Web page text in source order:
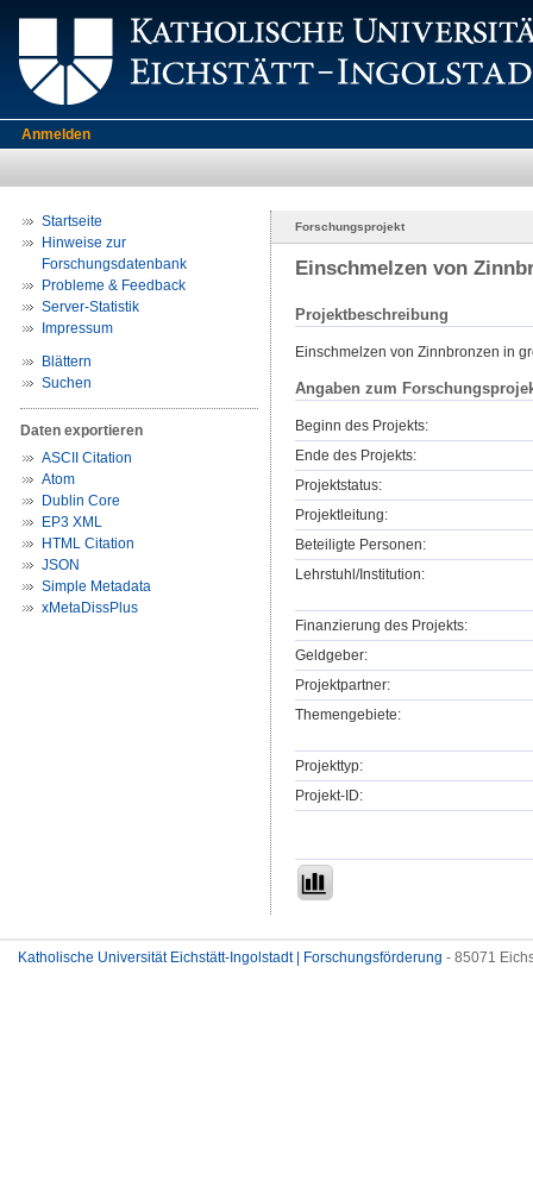
Anmelden
Startseite
Hinweise zur
Forschungsdatenbank
Probleme & Feedback
Server-Statistik
Impressum
Blättern
Suchen
Daten exportieren
ASCII Citation
Atom
Dublin Core
EP3 XML
HTML Citation
JSON
Simple Metadata
xMetaDissPlus
Forschungsprojekt
Einschmelzen von
Projektbeschreibung
Einschmelzen von Zinnbronzen in
Angaben zum
Beginn des Projekts:
Ende des Projekts:
Projektstatus:
Projektleitung:
Beteiligte Personen:
Lehrstuhl/Institution:
Finanzierung des Projekts:
Geldgeber:
Projektpartner:
Themengebiete:
Projekttyp:
Projekt-ID:
Katholische Universität Eichstätt-Ingolstadt | Forschungsförderung - 85071